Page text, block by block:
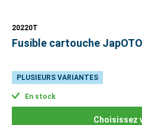
20220T
Fusible cartouche
PLUSIEURS VARIANTES
En stock
Choisissez